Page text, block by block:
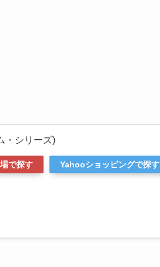
・シリーズ)
で探す Yahooショッピングで探す